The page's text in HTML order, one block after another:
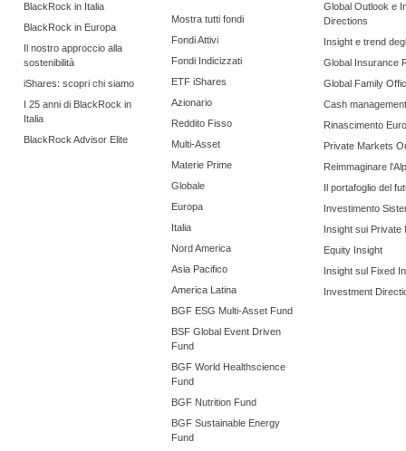
BlackRock in Italia
BlackRock in Europa
Il nostro approccio alla
sostenibilità
iShares: scopri chi siamo
I 25 anni di BlackRock in
Italia
BlackRock Advisor Elite
Mostra tutti fondi
Fondi Attivi
Fondi Indicizzati
ETF iShares
Azionario
Reddito Fisso
Multi-Asset
Materie Prime
Globale
Europa
Italia
Nord America
Asia Pacifico
America Latina
BGF ESG Multi-Asset Fund
BSF Global Event Driven
Fund
BGF World Healthscience
Fund
BGF Nutrition Fund
BGF Sustainable Energy
Fund
Global Outlook e
Directions
Insight e trend
Global Insurance
Global Family
Cash management
Rinascimento
Private Markets
Reimmaginare
Il portafoglio del
Investimento
Insight sui Private
Equity Insight
Insight sul Fixed
Investment